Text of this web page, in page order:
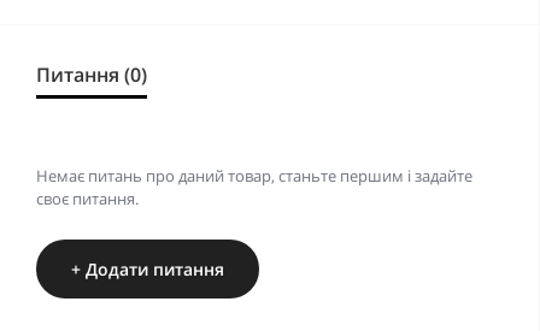
Питання (0)
Немає питань про даний товар, станьте першим і задайте
своє питання.
+ Додати питання